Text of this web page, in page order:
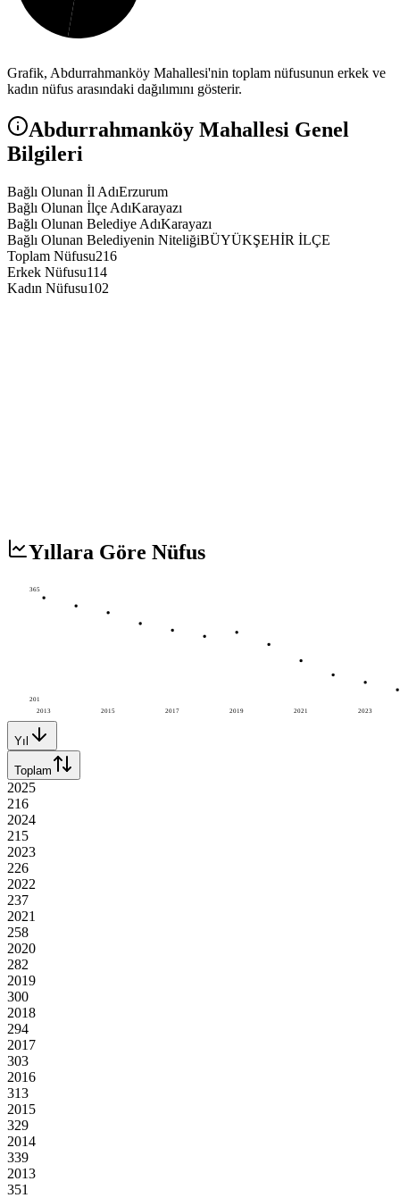
Grafik, Abdurrahmanköy Mahallesi'nin toplam nüfusunun erkek ve
kadın nüfus arasındaki dağılımını gösterir.
Abdurrahmanköy Mahallesi Genel
Bilgileri
Bağlı Olunan İl AdıErzurum
Bağlı Olunan İlçe AdıKarayazı
Bağlı Olunan Belediye AdıKarayazı
Bağlı Olunan Belediyenin NiteliğiBÜYÜKŞEHİR İLÇE
Toplam Nüfusu216
Erkek Nüfusu114
Kadın Nüfusu102
Yıllara Göre Nüfus
2013 2015 2017 2019 2021 2023
365
201
Yıl
Toplam
2025
216
2024
215
2023
226
2022
237
2021
258
2020
282
2019
300
2018
294
2017
303
2016
313
2015
329
2014
339
2013
351